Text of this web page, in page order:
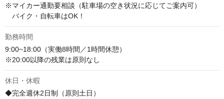
※マイカー通勤要相談（駐車場の空き状況に応じてご案内可）
バイク・自転車はOK！
勤務時間
9:00~18:00（実働8時間／1時間休憩）
※20:00以降の残業は原則なし
休日・休暇
◆完全週休2日制（原則土日）